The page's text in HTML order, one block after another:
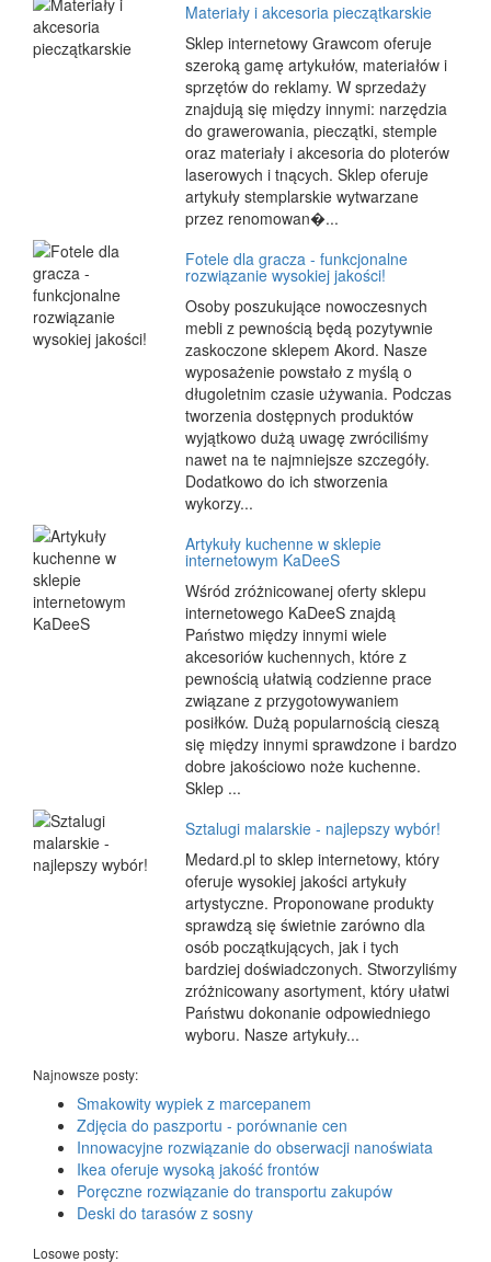
Materiały i akcesoria pieczątkarskie
Sklep internetowy Grawcom oferuje
szeroką gamę artykułów, materiałów i
sprzętów do reklamy. W sprzedaży
znajdują się między innymi: narzędzia
do grawerowania, pieczątki, stemple
oraz materiały i akcesoria do ploterów
laserowych i tnących. Sklep oferuje
artykuły stemplarskie wytwarzane
przez renomowan�...
Fotele dla gracza - funkcjonalne
rozwiązanie wysokiej jakości!
Osoby poszukujące nowoczesnych
mebli z pewnością będą pozytywnie
zaskoczone sklepem Akord. Nasze
wyposażenie powstało z myślą o
długoletnim czasie używania. Podczas
tworzenia dostępnych produktów
wyjątkowo dużą uwagę zwróciliśmy
nawet na te najmniejsze szczegóły.
Dodatkowo do ich stworzenia
wykorzy...
Artykuły kuchenne w sklepie
internetowym KaDeeS
Wśród zróżnicowanej oferty sklepu
internetowego KaDeeS znajdą
Państwo między innymi wiele
akcesoriów kuchennych, które z
pewnością ułatwią codzienne prace
związane z przygotowywaniem
posiłków. Dużą popularnością cieszą
się między innymi sprawdzone i bardzo
dobre jakościowo noże kuchenne.
Sklep ...
Sztalugi malarskie - najlepszy wybór!
Medard.pl to sklep internetowy, który
oferuje wysokiej jakości artykuły
artystyczne. Proponowane produkty
sprawdzą się świetnie zarówno dla
osób początkujących, jak i tych
bardziej doświadczonych. Stworzyliśmy
zróżnicowany asortyment, który ułatwi
Państwu dokonanie odpowiedniego
wyboru. Nasze artykuły...
Najnowsze posty:
Smakowity wypiek z marcepanem
Zdjęcia do paszportu - porównanie cen
Innowacyjne rozwiązanie do obserwacji nanoświata
Ikea oferuje wysoką jakość frontów
Poręczne rozwiązanie do transportu zakupów
Deski do tarasów z sosny
Losowe posty: